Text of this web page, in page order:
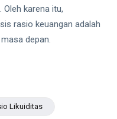
karena itu,
rasio keuangan adalah
depan.
Likuiditas